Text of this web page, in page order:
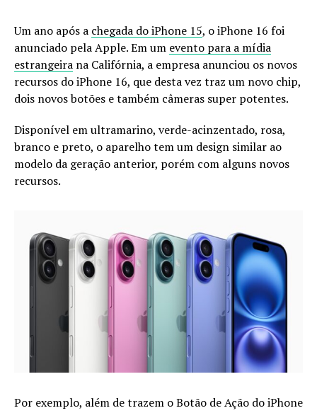
Um ano após a chegada do iPhone 15, o iPhone 16 foi
anunciado pela Apple. Em um evento para a mídia
estrangeira na Califórnia, a empresa anunciou os novos
recursos do iPhone 16, que desta vez traz um novo chip,
dois novos botões e também câmeras super potentes.
Disponível em ultramarino, verde-acinzentado, rosa,
branco e preto, o aparelho tem um design similar ao
modelo da geração anterior, porém com alguns novos
recursos.
Por exemplo, além de trazem o Botão de Ação do iPhone